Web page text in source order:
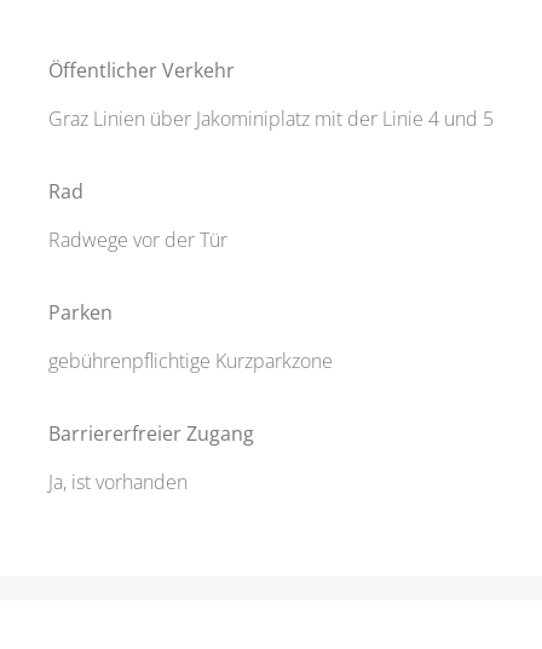
Öffentlicher Verkehr
Graz Linien über Jakominiplatz mit der Linie 4 und 5
Rad
Radwege vor der Tür
Parken
gebührenpflichtige Kurzparkzone
Barriererfreier Zugang
Ja, ist vorhanden